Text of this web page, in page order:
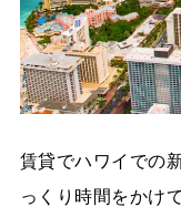
賃貸でハワイでの
っくり時間をかけ